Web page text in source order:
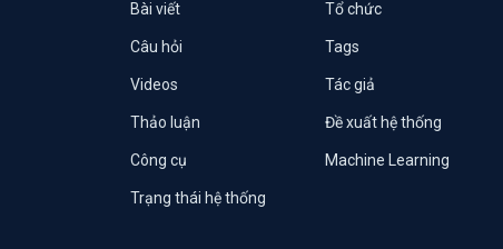
Bài viết Tổ chức
Câu hỏi Tags
Videos Tác giả
Thảo luận Đề xuất hệ thống
Công cụ Machine Learning
Trạng thái hệ thống